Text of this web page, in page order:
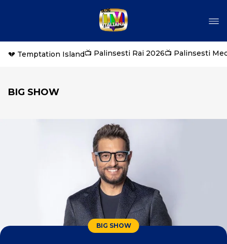
💔 Temptation Island📺 Palinsesti Rai 2026📺 Palinsesti
BIG SHOW
BIG SHOW